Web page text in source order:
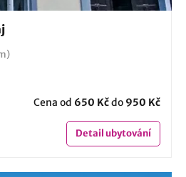
Cena od 650 Kčdo 950 Kč
Detailubytování